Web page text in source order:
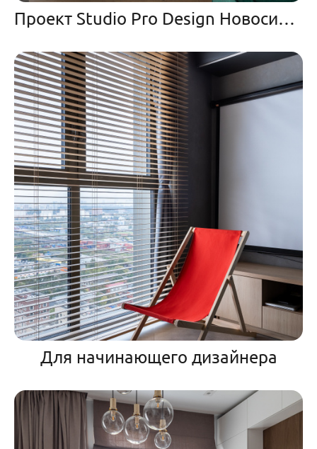
Проект Studio Pro Design Новосибирск
Для начинающего дизайнера